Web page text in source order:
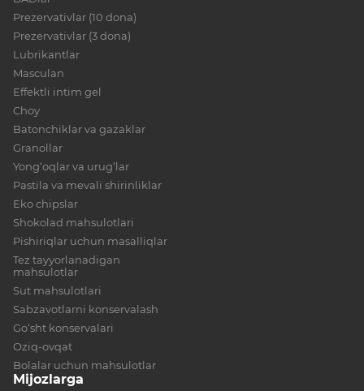
Prezervativlar (10 dona)
Prezervativlar (3 dona)
Lubrikantlar
Masculan
Effektli intim gel
Choy
Batonchiklar va gazaklar
Granollar
Yong‘oqlar va urug‘lar
Pastila va mevali shirinliklar
Eko chipslar
Shokolad mahsulotlari
Pishiriqlar uchun masalliqlar
Tez tayyorlanadigan
mahsulotlar
Sut mahsulotlari
Sabzavotlarni konservalash
Go‘sht konservalari
Oziq-ovqat
Bolalar uchun mahsulotlar
Mijozlarga